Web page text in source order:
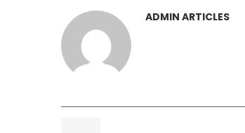
ADMIN ARTICLES